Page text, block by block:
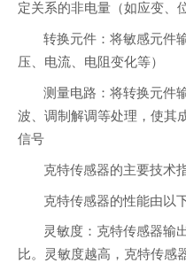
定关系的非电量（如应变、
转换元件：将敏感元件
压、电流、电阻变化等）
测量电路：将转换元件
波、调制解调等处理，使其
信号
克特传感器的主要技术
克特传感器的性能由以
灵敏度：克特传感器输
比。灵敏度越高，克特传感